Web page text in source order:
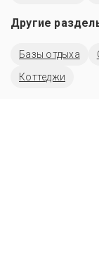
Другие
Базы отдыха
Коттеджи